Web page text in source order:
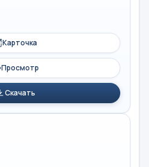
Карточка
Просмотр
Скачать